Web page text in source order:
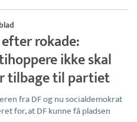
rokade:
ikke skal
tilbage til partiet
fra DF og nu socialdemokrat
for, at DF kunne få pladsen